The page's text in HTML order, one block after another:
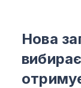
Нова